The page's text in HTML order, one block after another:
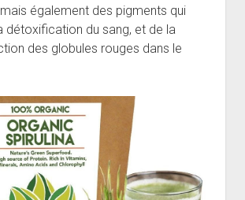
également des pigments qui
détoxification du sang, et de la
des globules rouges dans le